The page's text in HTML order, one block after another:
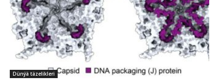
Dünýä täzelikleri